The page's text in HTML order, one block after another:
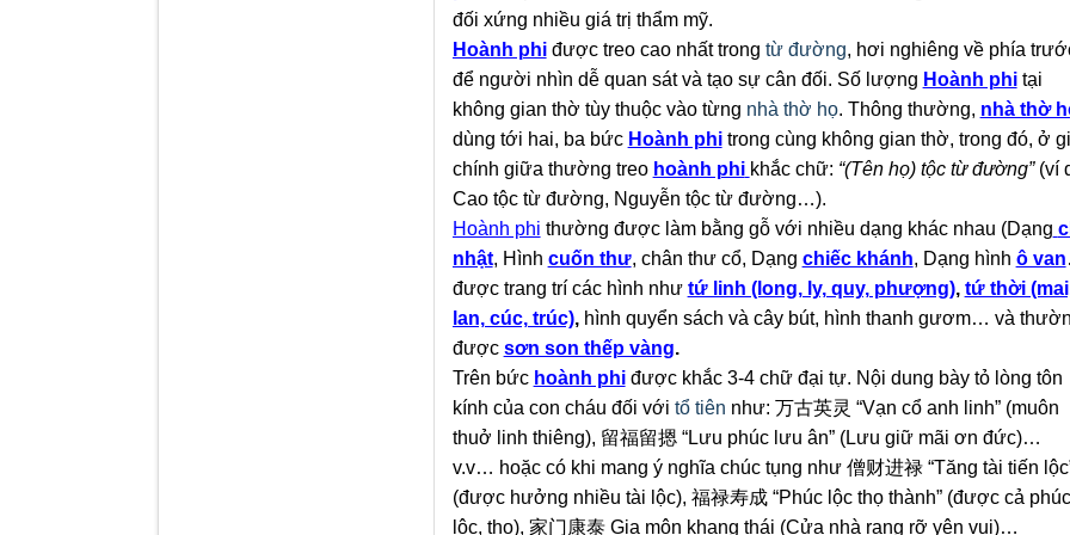
đối xứng nhiều giá trị thẩm mỹ.
Hoành phiđược treo cao nhất trong từ đường, hơi nghiêng về phía
để người nhìn dễ quan sát và tạo sự cân đối. Số lượng Hoành phitại
không gian thờ tùy thuộc vào từng nhà thờ họ. Thông thường, nhà thờ
dùng tới hai, ba bức Hoành phitrong cùng không gian thờ, trong đó, ở
chính giữa thường treo hoành phi khắc chữ: “(Tên họ) tộc từ đường” (ví
Cao tộc từ đường, Nguyễn tộc từ đường…).
Hoành phi thường được làm bằng gỗ với nhiều dạng khác nhau (Dạng
nhật, Hình cuốn thư, chân thư cổ, Dạng chiếc khánh, Dạng hình ô van
được trang trí các hình như tứ linh (long, ly, quy, phượng), tứ thời
lan, cúc, trúc),hình quyển sách và cây bút, hình thanh gươm… và
được sơn son thếp vàng.
Trên bức hoành phiđược khắc 3-4 chữ đại tự. Nội dung bày tỏ lòng tôn
kính của con cháu đối với tổ tiên như: 万古英灵 “Vạn cổ anh linh” (muôn
thuở linh thiêng), 留福留摁 “Lưu phúc lưu ân” (Lưu giữ mãi ơn đức)…
v.v… hoặc có khi mang ý nghĩa chúc tụng như 僧财进禄 “Tăng tài tiến
(được hưởng nhiều tài lộc), 福禄寿成 “Phúc lộc thọ thành” (được cả
lộc, thọ), 家门康泰 Gia môn khang thái (Cửa nhà rạng rỡ yên vui)…